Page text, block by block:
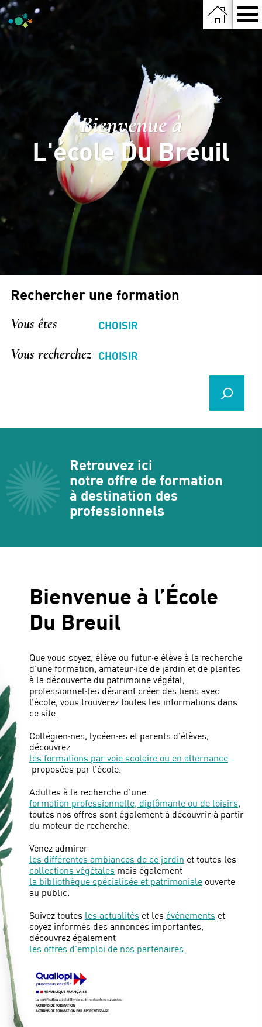
Bienvenue à
L'école Du Breuil
Rechercher une formation
Vous êtes
Vous recherchez
Retrouvez ici
notre offre de formation
à destination des
professionnels
Bienvenue à l’École
Du Breuil
Que vous soyez, élève ou futur·e élève à la recherche
d’une formation, amateur·ice de jardin et de plantes
à la découverte du patrimoine végétal,
professionnel·les désirant créer des liens avec
l’école, vous trouverez toutes les informations dans
ce site.
Collégien·nes, lycéen·es et parents d’élèves,
découvrez
les formations par voie scolaire ou en alternance
proposées par l’école.
Adultes à la recherche d’une
formation professionnelle, diplômante ou de loisirs,
toutes nos offres sont également à découvrir à partir
du moteur de recherche.
Venez admirer
les différentes ambiances de ce jardin et toutes les
collections végétales mais également
la bibliothèque spécialisée et patrimoniale ouverte
au public.
Suivez toutes les actualités et les événements et
soyez informés des annonces importantes,
découvrez également
les offres d’emploi de nos partenaires